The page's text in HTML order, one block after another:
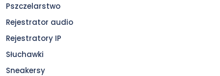
Pszczelarstwo
Rejestrator audio
Rejestratory IP
Słuchawki
Sneakersy